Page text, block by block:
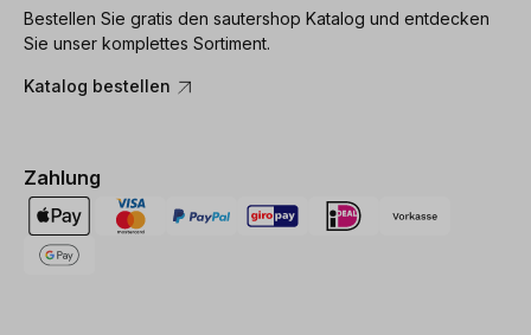
Bestellen Sie gratis den sautershop Katalog und entdecken
Sie unser komplettes Sortiment.
Katalog bestellen
Zahlung